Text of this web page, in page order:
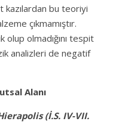
kazılardan bu teoriyi
çıkmamıştır.
olup olmadığını tespit
analizleri de negatif
Alanı
(İ.S. IV-VII.